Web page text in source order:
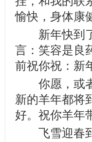
愉快，身体康
新年快到了
言：笑容是良
前祝你祝：新
你愿，或者
新的羊年都将
好。祝你羊年
飞雪迎春到